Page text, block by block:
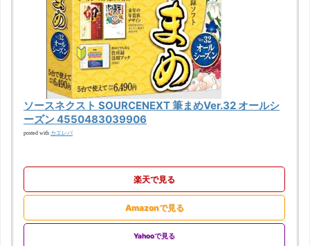
ソースネクスト SOURCENEXT 筆まめVer.32 オールシ
ーズン 4550483039906
posted with カエレバ
楽天で見る
Amazonで見る
Yahooで見る